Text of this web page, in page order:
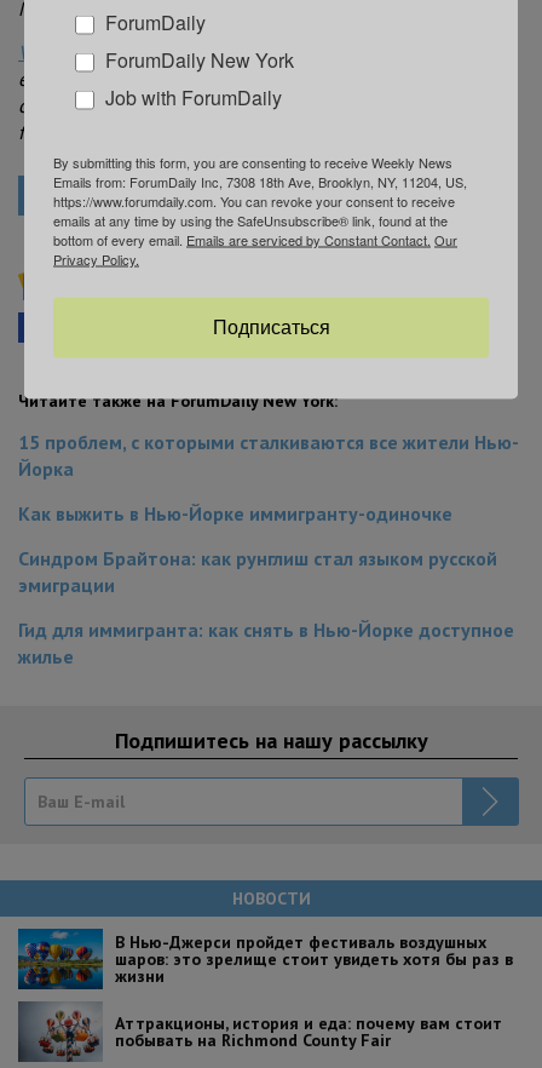
Материал подготовлен в партнерстве с
Valor Consulting Company
e-mail:info@valorsafetyservices.com
cell:
+1 (917) 362-9444
facebook:
VALOR CONSULTING РАБОТА В НЬЮ-ЙОРКЕ
Telegram
Читайте также на ForumDaily New York:
15 проблем, с которыми сталкиваются все жители Нью-
Йорка
Как выжить в Нью-Йорке иммигранту-одиночке
Синдром Брайтона: как рунглиш стал языком русской
эмиграции
Гид для иммигранта: как снять в Нью-Йорке доступное
жилье
Подпишитесь на нашу рассылку
НОВОСТИ
В Нью-Джерси пройдет фестиваль воздушных
шаров: это зрелище стоит увидеть хотя бы раз в
жизни
Аттракционы, история и еда: почему вам стоит
побывать на Richmond County Fair
ForumDaily
ForumDaily New York
Job with ForumDaily
By submitting this form, you are consenting to receive Weekly News
Emails from: ForumDaily Inc, 7308 18th Ave, Brooklyn, NY, 11204, US,
https://www.forumdaily.com. You can revoke your consent to receive
emails at any time by using the SafeUnsubscribe® link, found at the
bottom of every email. Emails are serviced by Constant Contact. Our
Privacy Policy.
Подписаться